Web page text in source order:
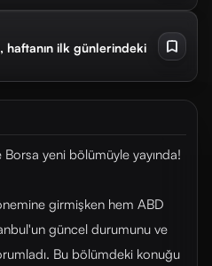
haftanın ilk günlerindeki
yeni bölümüyle yayında!
girmişken hem ABD
güncel durumunu ve
Bu bölümdeki konuğu